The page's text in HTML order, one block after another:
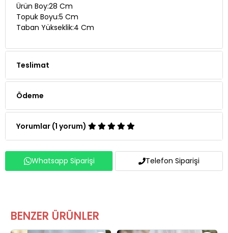
Ürün Boy:28 Cm
Topuk Boyu:5 Cm
Taban Yükseklik:4 Cm
Teslimat
Ödeme
Yorumlar (1 yorum)
Whatsapp Siparişi Telefon Siparişi
BENZER ÜRÜNLER